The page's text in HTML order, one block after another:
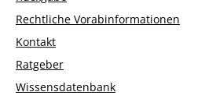
Rechtliche Vorabinformationen
Kontakt
Ratgeber
Wissensdatenbank